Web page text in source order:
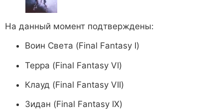
На данный момент подтверждены:
Воин Света (Final Fantasy I)
Терра (Final Fantasy VI)
Клауд (Final Fantasy VII)
Зидан (Final Fantasy IX)